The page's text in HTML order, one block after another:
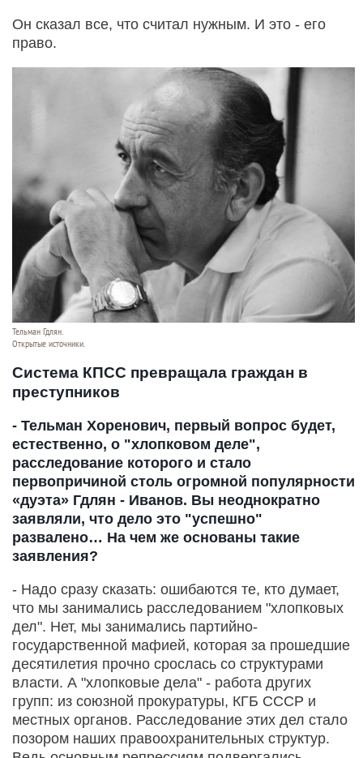
Он сказал все, что считал нужным. И это - его
право.
Тельман Гдлян.
Открытые источники.
Система КПСС превращала граждан в
преступников
- Тельман Хоренович, первый вопрос будет,
естественно, о "хлопковом деле",
расследование которого и стало
первопричиной столь огромной популярности
«дуэта» Гдлян - Иванов. Вы неоднократно
заявляли, что дело это "успешно"
развалено… На чем же основаны такие
заявления?
- Надо сразу сказать: ошибаются те, кто думает,
что мы занимались расследованием "хлопковых
дел". Нет, мы занимались партийно-
государственной мафией, которая за прошедшие
десятилетия прочно срослась со структурами
власти. А "хлопковые дела" - работа других
групп: из союзной прокуратуры, КГБ СССР и
местных органов. Расследование этих дел стало
позором наших правоохранительных структур.